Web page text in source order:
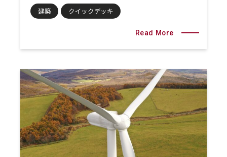
建築 クイックデッキ
Read More